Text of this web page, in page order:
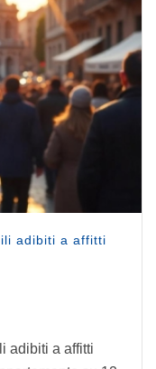
adibiti a affitti
adibiti a affitti